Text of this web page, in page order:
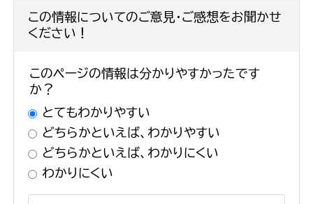
この情報についてのご意見・ご感想をお聞かせ
ください！
このページの情報は分かりやすかったです
か？
とてもわかりやすい
どちらかといえば、わかりやすい
どちらかといえば、わかりにくい
わかりにくい